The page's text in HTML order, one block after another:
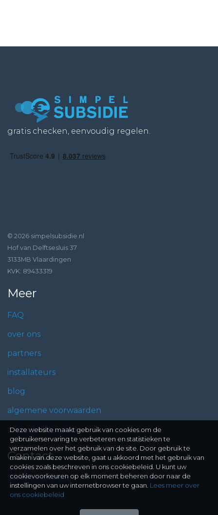
gratis checken, eenvoudig regelen.
© 2026 simpelsubsidie.nl
Hof van Delftsesluis 37
3133MB Vlaardingen
KVK: 89433319
Meer
FAQ
over ons
partners
installateurs
blog
algemene voorwaarden
privacy statement
Contact
Stel hier je vraag
Deze website maakt gebruik van cookies om de
gebruikerservaring te verbeteren en statistieken te
verzamelen over het gebruik van de site. Door gebruik te
maken van deze website, gaat u akkoord met het gebruik van
cookies zoals beschreven in ons cookiebeleid. U kunt uw
cookievoorkeuren op elk moment beheren door naar de
instellingen van uw internetbrowser te gaan. Lees meer over
ons cookiebeleid